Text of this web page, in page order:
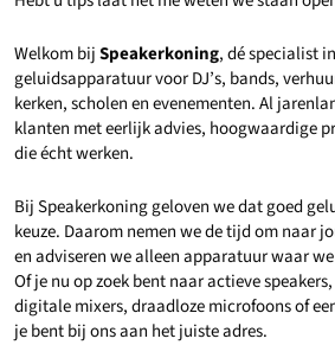
Welkom bijSpeakerkoning, dé specialist
geluidsapparatuur voor DJ’s, bands,
kerken, scholen en evenementen. Al
klanten met eerlijk advies, hoogwaardige
die écht werken.
Bij Speakerkoning geloven we dat goed
keuze. Daarom nemen we de tijd om naar
en adviseren we alleen apparatuur waar
Of je nu op zoek bent naar actieve
digitale mixers, draadloze microfoons of
je bent bij ons aan het juiste adres.